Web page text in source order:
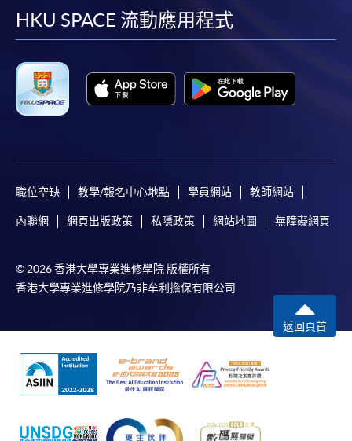
非本地畢業生留港/回港就業安排 (IANG)
輸入中國籍香港永久性居民第二代計劃 (ASSG)
新資本投資者入境計劃 (New CIES)
根據《非本地高等及專業教育(規管)條例》，這些課程
屬獲豁免課程，個別僱主可酌情決定是否承認這些課
程可令學員獲取的任何資格。
歧異，一切內容概以英文版本爲準。
香港大學專業進修學院提供24小時線上服務，讓學生
透過網路報讀單一模組（課程以先到先得的方式報
讀）。申請人可使用繳費靈、VISA或萬事達卡線上繳
費。 請注意，24 小時線上註冊僅在每個模組開始前 1
facebook
youtube
linkedin
HKU SPACE 流動應用程式
職位空缺 教學/報名中心地點 學員網站 教師網站
內聯網 網頁出版政策 私隱政策 網站地圖 無障礙網頁
© 2026 香港大學專業進修學院 版權所有
香港大學專業進修學院乃非牟利擔保有限公司
返回頁首